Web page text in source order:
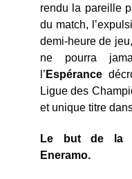
rendu la pareille
du match,
demi-heure de
ne pourra
l’ Espérance
Ligue des
et unique titre
Le but de la
Eneramo.